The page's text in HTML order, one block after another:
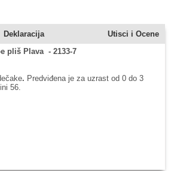
Deklaracija
Utisci i Ocene
pliš Plava - 2133-7
. Predviđena je za uzrast od 0 do 3
56.